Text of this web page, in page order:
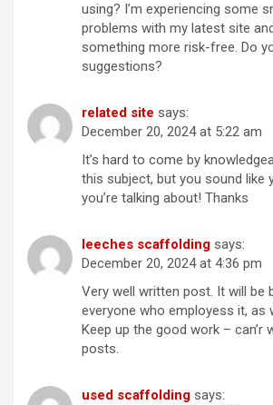
using? I’m experiencing some
problems with my latest site
something more risk-free. Do
suggestions?
related site says:
December 20, 2024 at 5:22 am
It’s hard to come by
this subject, but you sound like
you’re talking about! Thanks
leeches scaffolding says:
December 20, 2024 at 4:36 pm
Very well written post. It will be
everyone who employess it, as
Keep up the good work – can’r
posts.
used scaffolding says: